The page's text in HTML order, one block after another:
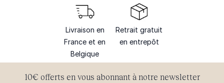
Livraison en
France et en
Belgique
Retrait gratuit
en entrepôt
10€ offerts en vous abonnant à notre newsletter